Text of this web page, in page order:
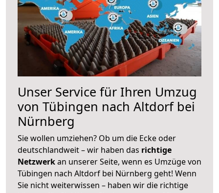
Unser Service für Ihren Umzug
von Tübingen nach Altdorf bei
Nürnberg
Sie wollen umziehen? Ob um die Ecke oder
deutschlandweit – wir haben das richtige
Netzwerkan unserer Seite, wenn es Umzüge von
Tübingen nach Altdorf bei Nürnberg geht! Wenn
Sie nicht weiterwissen – haben wir die richtige